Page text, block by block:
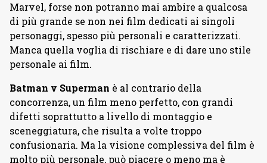
Marvel, forse non potranno mai ambire a qualcosa
di più grande se non nei film dedicati ai singoli
personaggi, spesso più personali e caratterizzati.
Manca quella voglia di rischiare e di dare uno stile
personale ai film.
Batman v Superman è al contrario della
concorrenza, un film meno perfetto, con grandi
difetti soprattutto a livello di montaggio e
sceneggiatura, che risulta a volte troppo
confusionaria. Ma la visione complessiva del film è
molto più personale, può piacere o meno ma è